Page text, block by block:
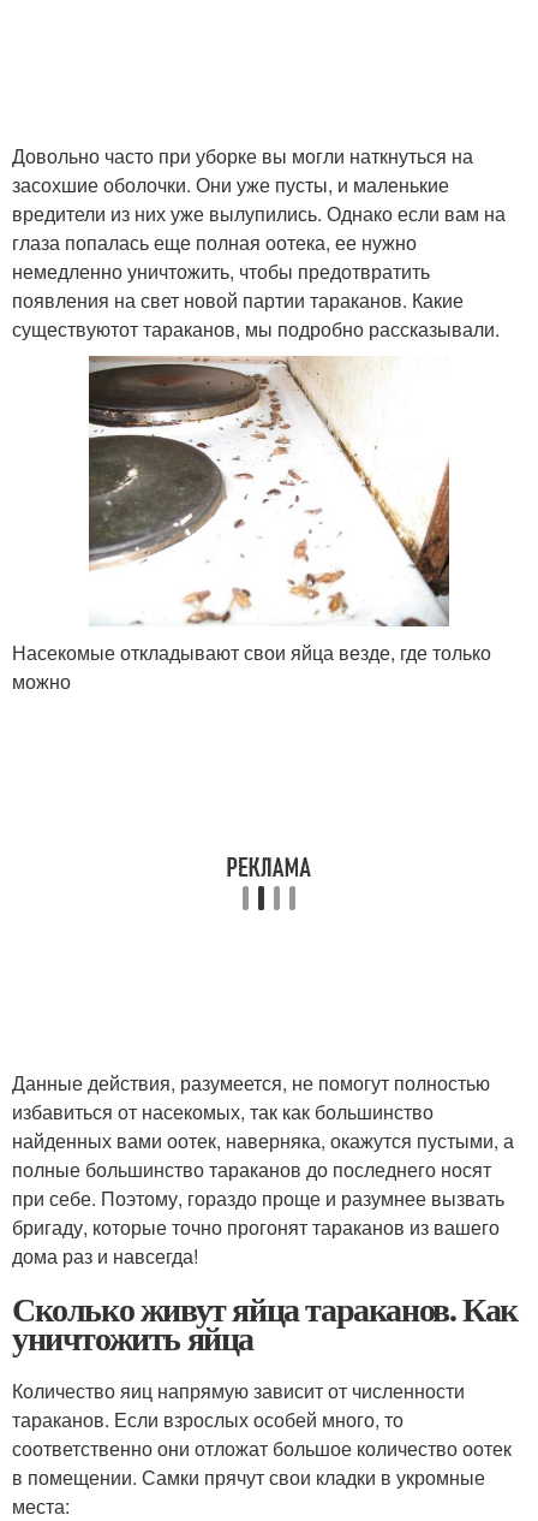
Довольно часто при уборке вы могли наткнуться на
засохшие оболочки. Они уже пусты, и маленькие
вредители из них уже вылупились. Однако если вам на
глаза попалась еще полная оотека, ее нужно
немедленно уничтожить, чтобы предотвратить
появления на свет новой партии тараканов. Какие
существуютот тараканов, мы подробно рассказывали.
Насекомые откладывают свои яйца везде, где только
можно
Данные действия, разумеется, не помогут полностью
избавиться от насекомых, так как большинство
найденных вами оотек, наверняка, окажутся пустыми, а
полные большинство тараканов до последнего носят
при себе. Поэтому, гораздо проще и разумнее вызвать
бригаду, которые точно прогонят тараканов из вашего
дома раз и навсегда!
Сколько живут яйца тараканов. Как
уничтожить яйца
Количество яиц напрямую зависит от численности
тараканов. Если взрослых особей много, то
соответственно они отложат большое количество оотек
в помещении. Самки прячут свои кладки в укромные
места: